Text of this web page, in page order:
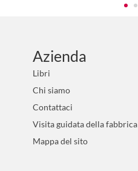
Azienda
Libri
Chi siamo
Contattaci
Visita guidata della fabbrica
Mappa del sito